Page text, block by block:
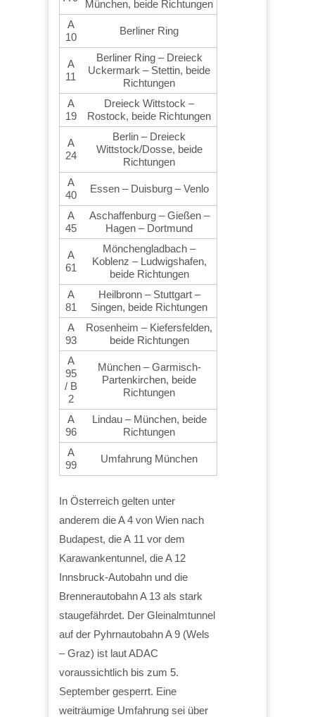
München, beide Richtungen
A
10
Berliner Ring
A
11
Berliner Ring – Dreieck
Uckermark – Stettin, beide
Richtungen
A
19
Dreieck Wittstock –
Rostock, beide Richtungen
A
24
Berlin – Dreieck
Wittstock/Dosse, beide
Richtungen
A
40
Essen – Duisburg – Venlo
A
45
Aschaffenburg – Gießen –
Hagen – Dortmund
A
61
Mönchengladbach –
Koblenz – Ludwigshafen,
beide Richtungen
A
81
Heilbronn – Stuttgart –
Singen, beide Richtungen
A
93
Rosenheim – Kiefersfelden,
beide Richtungen
A
95
/ B
2
München – Garmisch-
Partenkirchen, beide
Richtungen
A
96
Lindau – München, beide
Richtungen
A
99
Umfahrung München
In Österreich gelten unter
anderem die A 4 von Wien nach
Budapest, die A 11 vor dem
Karawankentunnel, die A 12
Innsbruck-Autobahn und die
Brennerautobahn A 13 als stark
staugefährdet. Der Gleinalmtunnel
auf der Pyhrnautobahn A 9 (Wels
– Graz) ist laut ADAC
voraussichtlich bis zum 5.
September gesperrt. Eine
weiträumige Umfahrung sei über